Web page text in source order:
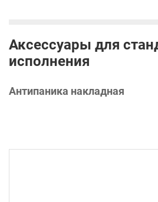
Аксессуары для
исполнения
Антипаника накладная